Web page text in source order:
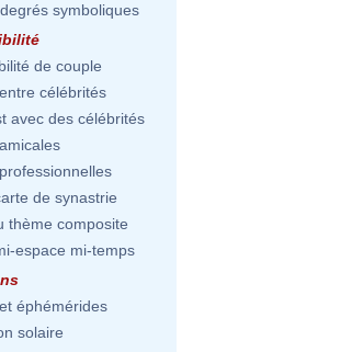
symboliques
de couple
célébrités
avec des célébrités
de synastrie
thème composite
espace mi-temps
éphémérides
solaire